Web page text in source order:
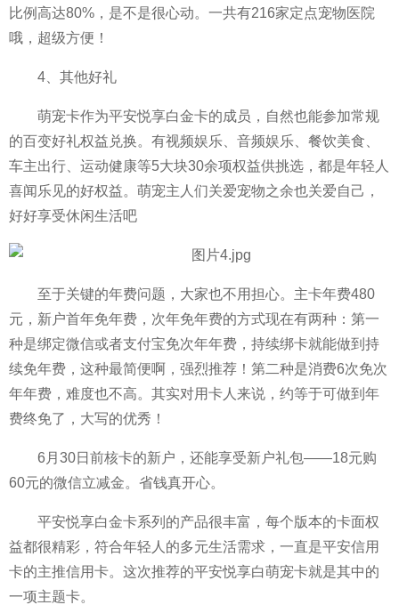
比例高达80%，是不是很心动。一共有216家定点宠物医院
哦，超级方便！
4、其他好礼
萌宠卡作为平安悦享白金卡的成员，自然也能参加常规
的百变好礼权益兑换。有视频娱乐、音频娱乐、餐饮美食、
车主出行、运动健康等5大块30余项权益供挑选，都是年轻人
喜闻乐见的好权益。萌宠主人们关爱宠物之余也关爱自己，
好好享受休闲生活吧
至于关键的年费问题，大家也不用担心。主卡年费480
元，新户首年免年费，次年免年费的方式现在有两种：第一
种是绑定微信或者支付宝免次年年费，持续绑卡就能做到持
续免年费，这种最简便啊，强烈推荐！第二种是消费6次免次
年年费，难度也不高。其实对用卡人来说，约等于可做到年
费终免了，大写的优秀！
6月30日前核卡的新户，还能享受新户礼包——18元购
60元的微信立减金。省钱真开心。
平安悦享白金卡系列的产品很丰富，每个版本的卡面权
益都很精彩，符合年轻人的多元生活需求，一直是平安信用
卡的主推信用卡。这次推荐的平安悦享白萌宠卡就是其中的
一项主题卡。